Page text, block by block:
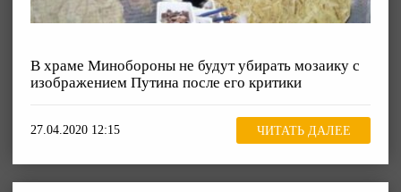
В храме Минобороны не будут убирать мозаику с
изображением Путина после его критики
27.04.2020 12:15 ЧИТАТЬ ДАЛЕЕ